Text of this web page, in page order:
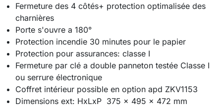
Fermeture des 4 côtés+ protection optimalisée des
charnières
Porte s'ouvre a 180°
Protection incendie 30 minutes pour le papier
Protection pour assurances: classe I
Fermeture par clé a double panneton testée Classe I
ou serrure électronique
Coffret intérieur possible en option apd ZKV1153
Dimensions ext: HxLxP 375 x 495 x 472 mm